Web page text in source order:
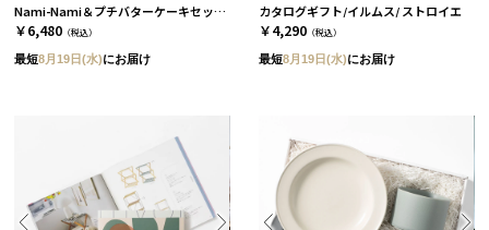
Nami-Nami＆プチバターケーキセット［ラウ］
￥6,480 （税込）
最短8月19日(水)にお届け
カタログギフト/イルムス/ ストロイエ
￥4,290 （税込）
最短8月19日(水)にお届け